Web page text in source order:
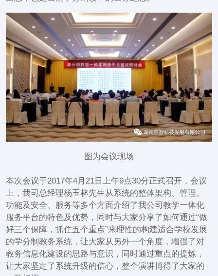
图为会议现场
本次会议于2017年4月21日上午9点30分正式召开，会议
上，我司总经理杨玉林先生从系统的整体架构、管理、
功能及安全、服务等多个方面介绍了我公司教学一体化
服务平台的特色及优势，同时与大家分享了如何通过“做
好三个保障，抓住五个重点”来理性的构建适合学校发展
的学分制教务系统，让大家从另外一个角度，增强了对
教务信息化建设的思路与意识，同时通过重点的提炼，
让大家坚定了系统升级的信心，整个演讲博得了大家的